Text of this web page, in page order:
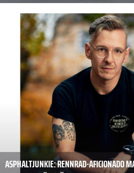
ASPHALTJUNKIE: RENNRAD-AFICIONADO